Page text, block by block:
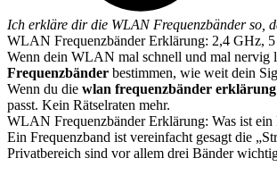
Ich erkläre dir die WLAN Frequenzbänder so,
WLAN Frequenzbänder Erklärung: 2,4 GHz,
Wenn dein WLAN mal schnell und mal nervig
Frequenzbänder bestimmen, wie weit dein
Wenn du die wlan frequenzbänder erklärung
passt. Kein Rätselraten mehr.
WLAN Frequenzbänder Erklärung: Was ist ein
Ein Frequenzband ist vereinfacht gesagt die
Privatbereich sind vor allem drei Bänder